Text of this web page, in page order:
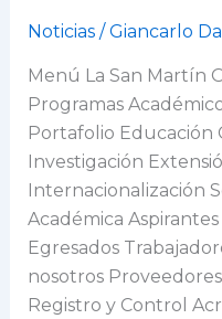
Noticias/Giancarlo
Menú La San Martín
Programas
Portafolio Educación
Investigación
Internacionalización
Académica
Egresados
nosotros
Registro y Control
compromiso
social
desde
la
academia